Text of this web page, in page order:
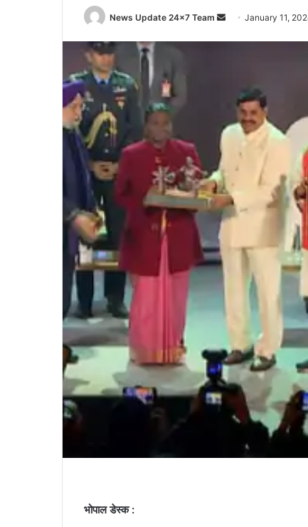
News Update 24x7 Team
SendJanuary 11,
भोपाल डेस्क :